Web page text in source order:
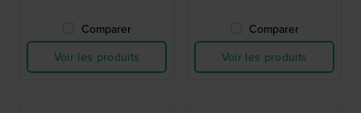
Comparer
Voir les produits
Comparer
Voir les produits